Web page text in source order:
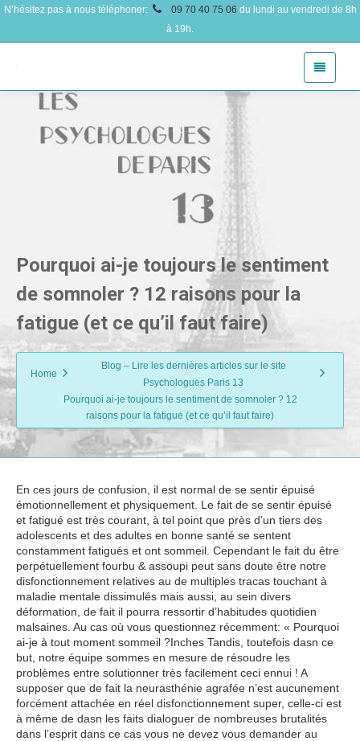
N’hésitez pas à nous téléphoner: 09 70 40 75 06 du lundi au vendredi de 8h
à 19h.
Pourquoi ai-je toujours le sentiment
de somnoler ? 12 raisons pour la
fatigue (et ce qu’il faut faire)
Home
Blog – Lire les dernières articles sur le site
Psychologues Paris 13
Pourquoi ai-je toujours le sentiment de somnoler ? 12
raisons pour la fatigue (et ce qu’il faut faire)
En ces jours de confusion, il est normal de se sentir épuisé
émotionnellement et physiquement. Le fait de se sentir épuisé
et fatigué est très courant, à tel point que près d’un tiers des
adolescents et des adultes en bonne santé se sentent
constamment fatigués et ont sommeil. Cependant le fait du être
perpétuellement fourbu & assoupi peut sans doute être notre
disfonctionnement relatives au de multiples tracas touchant à
maladie mentale dissimulés mais aussi, au sein divers
déformation, de fait il pourra ressortir d’habitudes quotidien
malsaines. Au cas où vous questionnez récemment: « Pourquoi
ai-je à tout moment sommeil ?Inches Tandis, toutefois dasn ce
but, notre équipe sommes en mesure de résoudre les
problèmes entre solutionner très facilement ceci ennui ! A
supposer que de fait la neurasthénie agrafée n’est aucunement
forcément attachée en réel disfonctionnement super, celle-ci est
à même de dasn les faits dialoguer de nombreuses brutalités
dans l’esprit dans ce cas vous ne devez vous demander au